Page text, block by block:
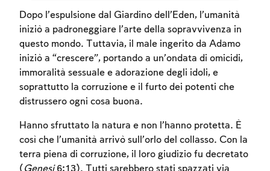
Dopo l’espulsione dal Giardino dell’Eden, l’umanità
iniziò a padroneggiare l’arte della sopravvivenza in
questo mondo. Tuttavia, il male ingerito da Adamo
iniziò a “crescere”, portando a un’ondata di omicidi,
immoralità sessuale e adorazione degli idoli, e
soprattutto la corruzione e il furto dei potenti che
distrussero ogni cosa buona.
Hanno sfruttato la natura e non l’hanno protetta. È
così che l’umanità arrivò sull’orlo del collasso. Con la
terra piena di corruzione, il loro giudizio fu decretato
( Genesi6:13). Tutti sarebbero stati spazzati via